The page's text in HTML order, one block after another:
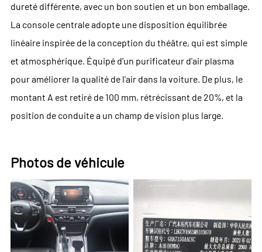
dureté différente, avec un bon soutien et un bon emballage.
La console centrale adopte une disposition équilibrée
linéaire inspirée de la conception du théâtre, qui est simple
et atmosphérique. Équipé d'un purificateur d'air plasma
pour améliorer la qualité de l'air dans la voiture. De plus, le
montant A est retiré de 100 mm, rétrécissant de 20%, et la
position de conduite a un champ de vision plus large.
Photos de véhicule